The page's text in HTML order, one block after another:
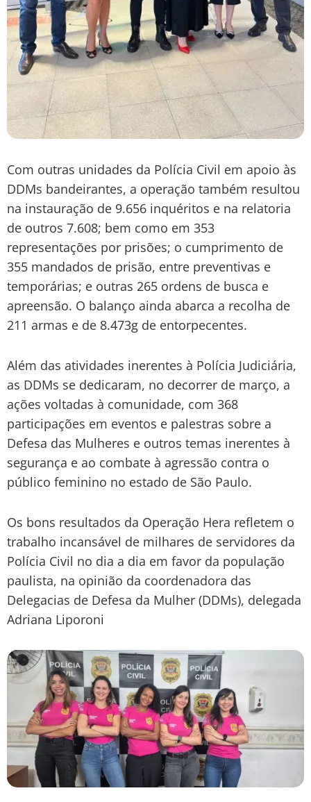
Com outras unidades da Polícia Civil em apoio às
DDMs bandeirantes, a operação também resultou
na instauração de 9.656 inquéritos e na relatoria
de outros 7.608; bem como em 353
representações por prisões; o cumprimento de
355 mandados de prisão, entre preventivas e
temporárias; e outras 265 ordens de busca e
apreensão. O balanço ainda abarca a recolha de
211 armas e de 8.473g de entorpecentes.
Além das atividades inerentes à Polícia Judiciária,
as DDMs se dedicaram, no decorrer de março, a
ações voltadas à comunidade, com 368
participações em eventos e palestras sobre a
Defesa das Mulheres e outros temas inerentes à
segurança e ao combate à agressão contra o
público feminino no estado de São Paulo.
Os bons resultados da Operação Hera refletem o
trabalho incansável de milhares de servidores da
Polícia Civil no dia a dia em favor da população
paulista, na opinião da coordenadora das
Delegacias de Defesa da Mulher (DDMs), delegada
Adriana Liporoni